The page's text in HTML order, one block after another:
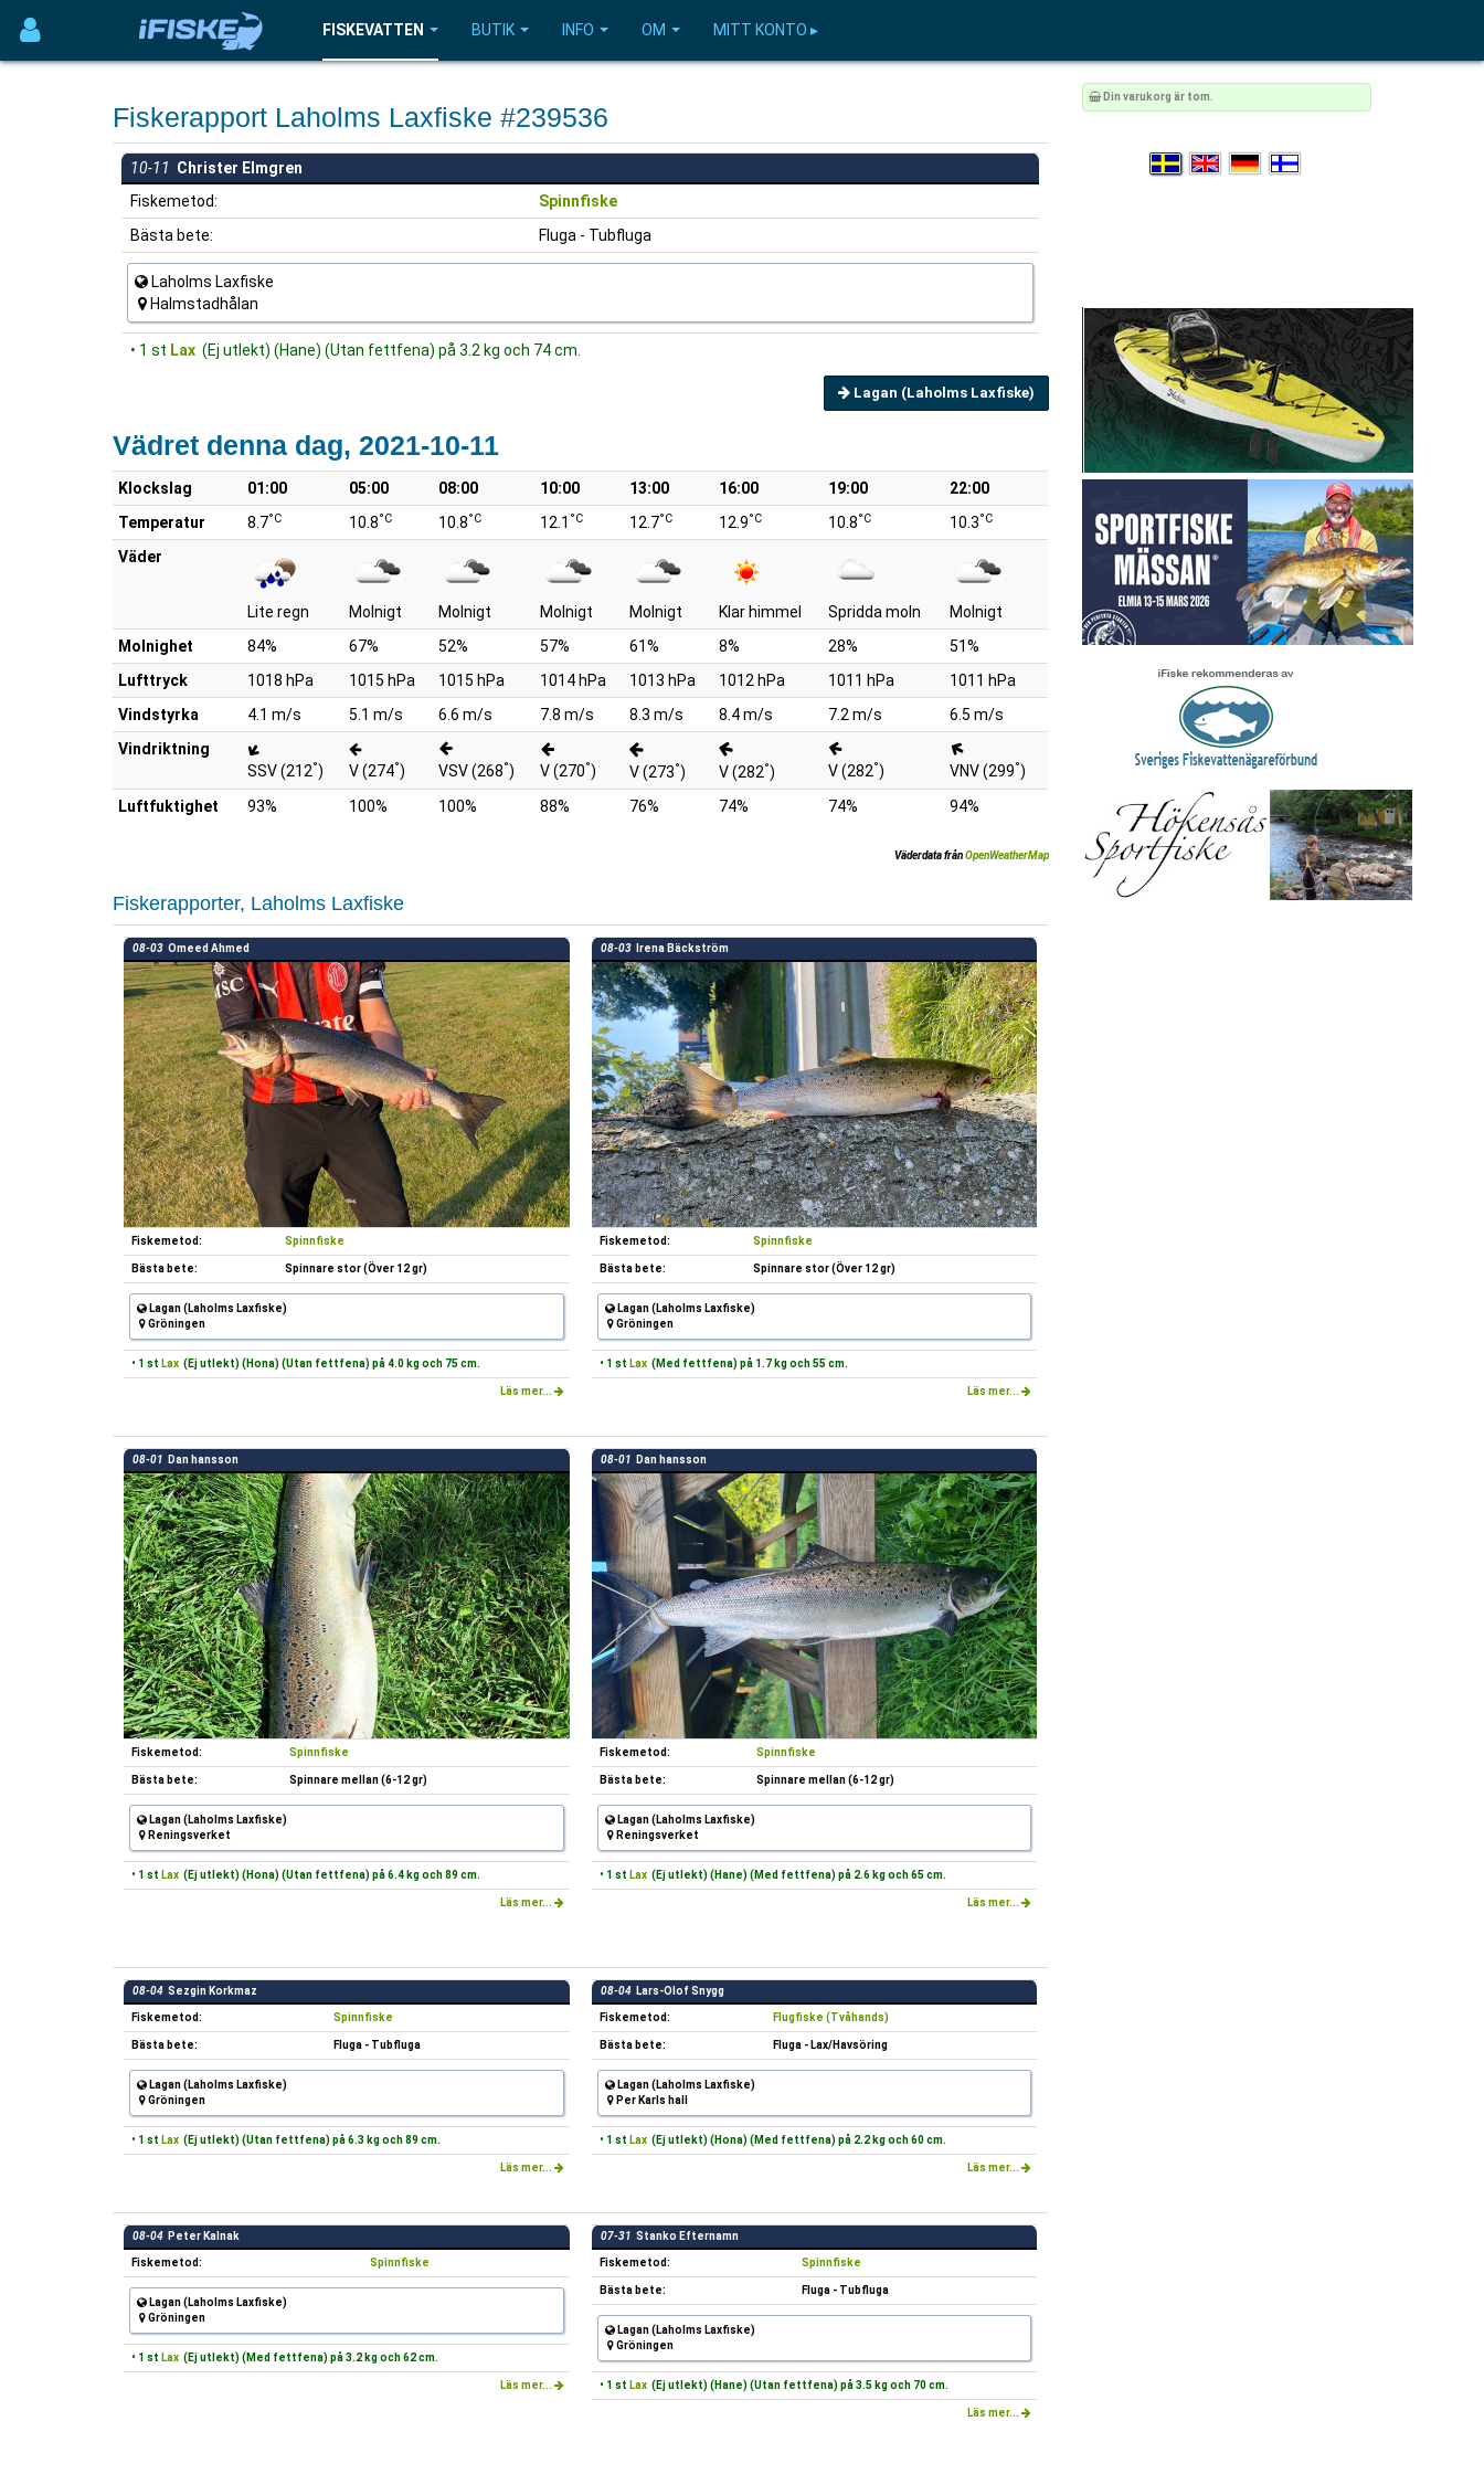
FISKEVATTEN BUTIK INFO OM MITT KONTO ▸
Fiskerapport Laholms Laxfiske #239536
10-11 Christer Elmgren
Fiskemetod:
Spinnfiske
Bästa bete:
Fluga - Tubfluga
Laholms Laxfiske
Halmstadhålan
• 1 st Lax (Ej utlekt) (Hane) (Utan fettfena) på 3.2 kg och 74 cm.
Lagan (Laholms Laxfiske)
Vädret denna dag, 2021-10-11
Klockslag 01:00 05:00 08:00 10:00 13:00 16:00 19:00
22:00
Temperatur
8.7°C 10.8°C 10.8°C 12.1 °C 12.7°C 12.9°C 10.8°C 10.3°C
Väder
Lite regn Molnigt Molnigt Molnigt Molnigt Klar himmel Spridda moln
Molnigt
Molnighet
84% 67% 52% 57% 61% 8% 28%
51%
Lufttryck
1018 hPa 1015 hPa 1015 hPa 1014 hPa 1013 hPa 1012 hPa 1011 hPa
1011 hPa
Vindstyrka
4.1 m/s 5.1 m/s 6.6 m/s 7.8 m/s 8.3 m/s 8.4 m/s 7.2 m/s
6.5 m/s
Vindriktning
SSV (212°) V (274°) VSV (268°) V (270°) V (273°) V (282°) V (282°) VNV (299°)
Luftfuktighet
93% 100% 100% 88% 76% 74% 74% 94%
Väderdata frånOpenWeatherMap
Fiskerapporter, Laholms Laxfiske
08-03 Omeed Ahmed
Fiskemetod: Spinnfiske
Bästa bete: Spinnare stor (Över 12 gr)
Lagan (Laholms Laxfiske)
Gröningen
• 1 st Lax (Ej utlekt) (Hona) (Utan fettfena) på 4.0 kg och 75 cm.
Läs mer...
08-03 Irena Bäckström
Fiskemetod: Spinnfiske
Bästa bete: Spinnare stor (Över 12 gr)
Lagan (Laholms Laxfiske)
Gröningen
• 1 st Lax (Med fettfena) på 1.7 kg och 55 cm.
Läs mer...
08-01 Dan hansson
Fiskemetod: Spinnfiske
Bästa bete: Spinnare mellan (6-12 gr)
Lagan (Laholms Laxfiske)
Reningsverket
• 1 st Lax (Ej utlekt) (Hona) (Utan fettfena) på 6.4 kg och 89 cm.
Läs mer...
08-01 Dan hansson
Fiskemetod: Spinnfiske
Bästa bete: Spinnare mellan (6-12 gr)
Lagan (Laholms Laxfiske)
Reningsverket
• 1 st Lax (Ej utlekt) (Hane) (Med fettfena) på 2.6 kg och 65 cm.
Läs mer...
08-04 Sezgin Korkmaz
Fiskemetod: Spinnfiske
Bästa bete: Fluga - Tubfluga
Lagan (Laholms Laxfiske)
Gröningen
• 1 st Lax (Ej utlekt) (Utan fettfena) på 6.3 kg och 89 cm.
Läs mer...
08-04 Lars-Olof Snygg
Fiskemetod: Flugfiske (Tvåhands)
Bästa bete: Fluga - Lax/Havsöring
Lagan (Laholms Laxfiske)
Per Karls hall
• 1 st Lax (Ej utlekt) (Hona) (Med fettfena) på 2.2 kg och 60 cm.
Läs mer...
08-04 Peter Kalnak
Fiskemetod: Spinnfiske
Lagan (Laholms Laxfiske)
Gröningen
• 1 st Lax (Ej utlekt) (Med fettfena) på 3.2 kg och 62 cm.
Läs mer...
07-31 Stanko Efternamn
Fiskemetod: Spinnfiske
Bästa bete: Fluga - Tubfluga
Lagan (Laholms Laxfiske)
Gröningen
• 1 st Lax (Ej utlekt) (Hane) (Utan fettfena) på 3.5 kg och 70 cm.
Läs mer...
Din varukorg är tom.